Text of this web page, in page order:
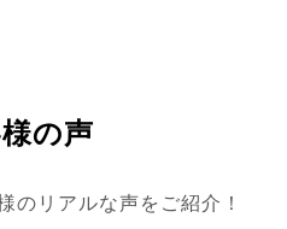
の声
のリアルな声をご紹介！